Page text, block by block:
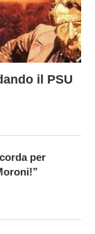
il PSU
per